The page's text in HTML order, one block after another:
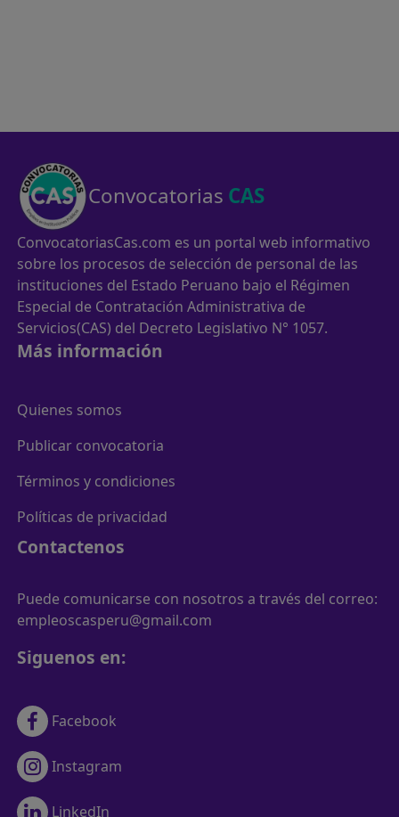
Convocatorias CAS
ConvocatoriasCas.com es un portal web informativo
sobre los procesos de selección de personal de las
instituciones del Estado Peruano bajo el Régimen
Especial de Contratación Administrativa de
Servicios(CAS) del Decreto Legislativo N° 1057.
Más información
Quienes somos
Publicar convocatoria
Términos y condiciones
Políticas de privacidad
Contactenos
Puede comunicarse con nosotros a través del correo:
empleoscasperu@gmail.com
Siguenos en:
Facebook
Instagram
LinkedIn